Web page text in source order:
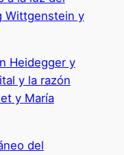
Wittgenstein y
Heidegger y
y la razón
y María
del